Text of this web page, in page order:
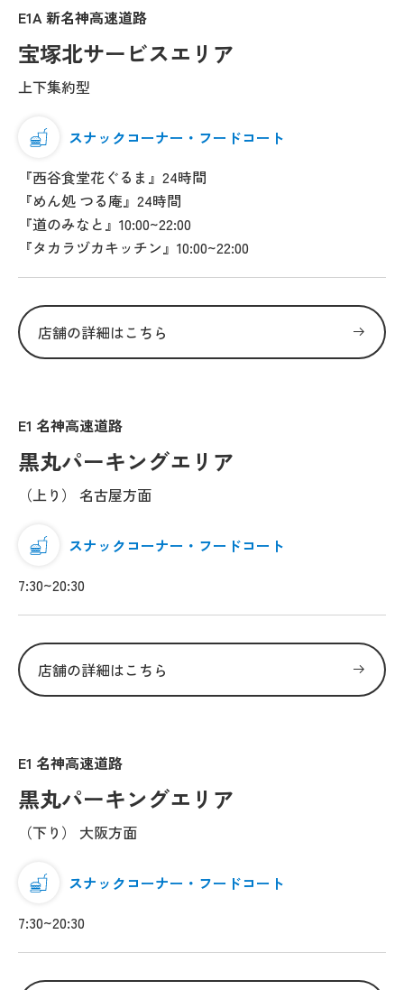
E1A 新名神高速道路
宝塚北サービスエリア
上下集約型
スナックコーナー・フードコート
『西谷食堂花ぐるま』24時間
『めん処 つる庵』24時間
『道のみなと』10:00~22:00
『タカラヅカキッチン』10:00~22:00
店舗の詳細はこちら
E1 名神高速道路
黒丸パーキングエリア
（上り） 名古屋方面
スナックコーナー・フードコート
7:30~20:30
店舗の詳細はこちら
E1 名神高速道路
黒丸パーキングエリア
（下り） 大阪方面
スナックコーナー・フードコート
7:30~20:30